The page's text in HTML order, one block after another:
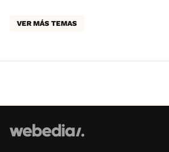
VER MÁS TEMAS